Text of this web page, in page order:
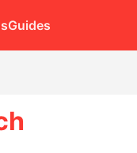
Guides